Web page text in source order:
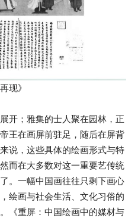
现》
开；雅集的士人聚在园林，正
王在画屏前驻足，随后在屏背
说，这些具体的绘画形式与特
而在大多数对这一重要艺传统
。一幅中国画往往只剩下画心
绘画与社会生活、文化习俗的
《重屏：中国绘画中的媒材与